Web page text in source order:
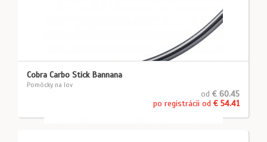
Cobra Carbo Stick Bannana
Pomôcky na lov
od € 60.45
po registrácii od € 54.41